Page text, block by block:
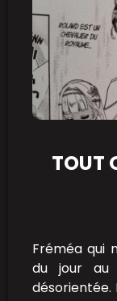
TOUT
Fréméa qui
du jour au
désorientée.